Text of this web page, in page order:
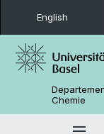
English
Chemie